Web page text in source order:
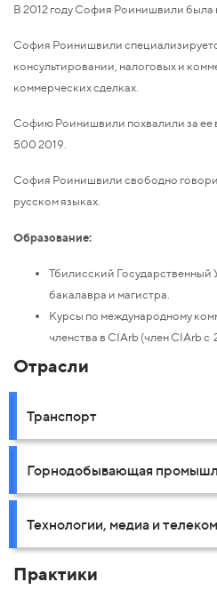
В 2012 году София Роинишвили была
София Роинишвили
консультировании, налоговых и
коммерческих сделках.
Софию Роинишвили похвалили за ее
500 2019.
София Роинишвили свободно
русском языках.
Образование:
Тбилисский Государственный
бакалавра и магистра.
Курсы по международному
членства в CIArb (член CIArb с
Отрасли
Транспорт
Горнодобывающая
Технологии, медиа и
Практики